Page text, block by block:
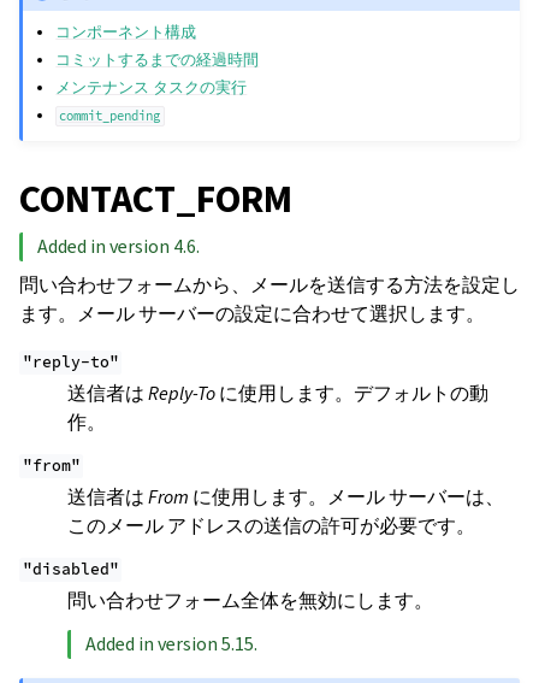
コンポーネント構成
コミットするまでの経過時間
メンテナンス タスクの実行
commit_pending
CONTACT_FORM
Added in version 4.6.
問い合わせフォームから、メールを送信する方法を設定し
ます。メール サーバーの設定に合わせて選択します。
"reply-to"
送信者はReply-Toに使用します。デフォルトの動
作。
"from"
送信者はFrom に使用します。メール サーバーは、
このメール アドレスの送信の許可が必要です。
"disabled"
問い合わせフォーム全体を無効にします。
Added in version 5.15.